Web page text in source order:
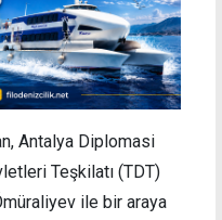
Antalya Diplomasi
Teşkilatı (TDT)
ile bir araya